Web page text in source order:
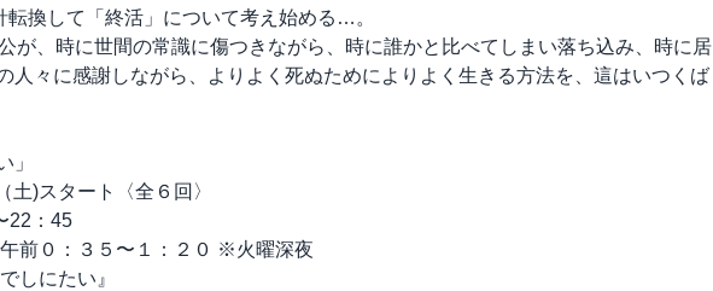
換して「終活」について考え始める…。
が、時に世間の常識に傷つきながら、時に誰かと比べてしまい落ち込み、時に居
人々に感謝しながら、よりよく死ぬためによりよく生きる方法を、這はいつくば
」
土)スタート〈全６回〉
22：45
前０：３５〜１：２０ ※火曜深夜
しにたい』